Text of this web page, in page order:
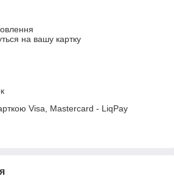
на вашу картку
Visa, Mastercard - LiqPay